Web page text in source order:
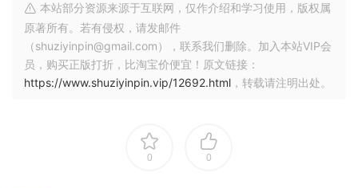
coreFX 2 点压缩器
这款多功能压缩器提供两个输入级，可根据设置将不同级别的
峰值压缩到不同程度。例如，这样可以有效地控制特别响亮的
部分，而其余信号只会适度衰减。音频信号可以更好地穿透混
coreFX 压缩器均衡不同音量级别的部分，以创建强大的混音和
本站部分资源来源于互联网，仅作介绍和学习使用，版权属
原著所有。若有侵权，请发邮件
（shuziyinpin@gmail.com），联系我们删除。加入本站VIP会
员，购买正版打折，比淘宝价便宜！原文链接：
https://www.shuziyinpin.vip/12692.html ，转载请注明出处。
0 0